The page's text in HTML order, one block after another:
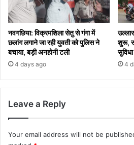
नवगछिया: विक्रमशिला सेतु से गंगा में
छलांग लगाने जा रही युवती को पुलिस ने
बचाया, बड़ी अनहोनी टली
4 days ago
शुरू,
सुविधा
4
Leave a Reply
Your email address will not be